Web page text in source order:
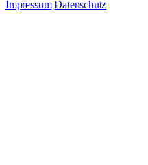
Impressum Datenschutz